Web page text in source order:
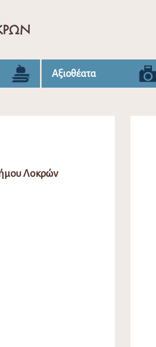
Αξιοθέατα
Λοκρών